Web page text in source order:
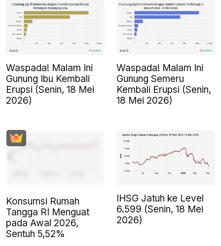
Waspada! Malam Ini
Gunung Ibu Kembali
Erupsi (Senin, 18 Mei
2026)
Waspada! Malam Ini
Gunung Semeru
Kembali Erupsi (Senin,
18 Mei 2026)
Konsumsi Rumah
Tangga RI Menguat
pada Awal 2026,
Sentuh 5,52%
IHSG Jatuh ke Level
6.599 (Senin, 18 Mei
2026)